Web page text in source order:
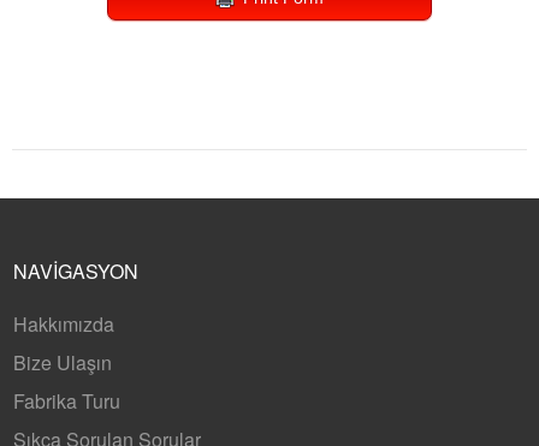
NAVIGASYON
Hakkımızda
Bize Ulaşın
Fabrika Turu
Sıkça Sorulan Sorular